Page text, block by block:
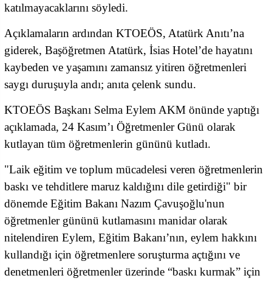
katılmayacaklarını söyledi.
Açıklamaların ardından KTOEÖS, Atatürk Anıtı’na
giderek, Başöğretmen Atatürk, İsias Hotel’de hayatını
kaybeden ve yaşamını zamansız yitiren öğretmenleri
saygı duruşuyla andı; anıta çelenk sundu.
KTOEÖS Başkanı Selma Eylem AKM önünde yaptığı
açıklamada, 24 Kasım’ı Öğretmenler Günü olarak
kutlayan tüm öğretmenlerin gününü kutladı.
"Laik eğitim ve toplum mücadelesi veren öğretmenlerin
baskı ve tehditlere maruz kaldığını dile getirdiği" bir
dönemde Eğitim Bakanı Nazım Çavuşoğlu'nun
öğretmenler gününü kutlamasını manidar olarak
nitelendiren Eylem, Eğitim Bakanı’nın, eylem hakkını
kullandığı için öğretmenlere soruşturma açtığını ve
denetmenleri öğretmenler üzerinde “baskı kurmak” için